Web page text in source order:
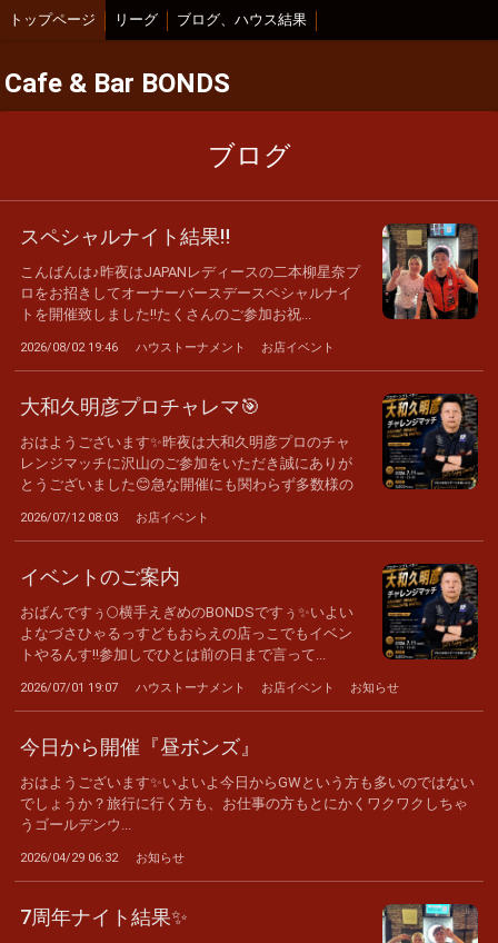
トップページ リーグ ブログ、ハウス結果
Cafe & Bar BONDS
ブログ
スペシャルナイト結果‼️
こんばんは♪昨夜はJAPANレディースの二本柳星奈プ
ロをお招きしてオーナーバースデースペシャルナイ
トを開催致しました‼️たくさんのご参加お祝...
2026/08/02 19:46 ハウストーナメント お店イベント
大和久明彦プロチャレマ🎯
おはようございます✨昨夜は大和久明彦プロのチャ
レンジマッチに沢山のご参加をいただき誠にありが
とうございました😊急な開催にも関わらず多数様の
2026/07/12 08:03 お店イベント
イベントのご案内
おばんですぅ🌕横手えぎめのBONDSですぅ✨いよい
よなづさひゃるっすどもおらえの店っこでもイベン
トやるんす‼️参加しでひとは前の日まで言って...
2026/07/01 19:07 ハウストーナメント お店イベント お知らせ
今日から開催『昼ボンズ』
おはようございます✨いよいよ今日からGWという方も多いのではない
でしょうか？旅行に行く方も、お仕事の方もとにかくワクワクしちゃ
うゴールデンウ...
2026/04/29 06:32 お知らせ
7周年ナイト結果✨